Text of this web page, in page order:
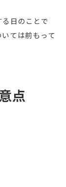
日のことで
ては前もって
点